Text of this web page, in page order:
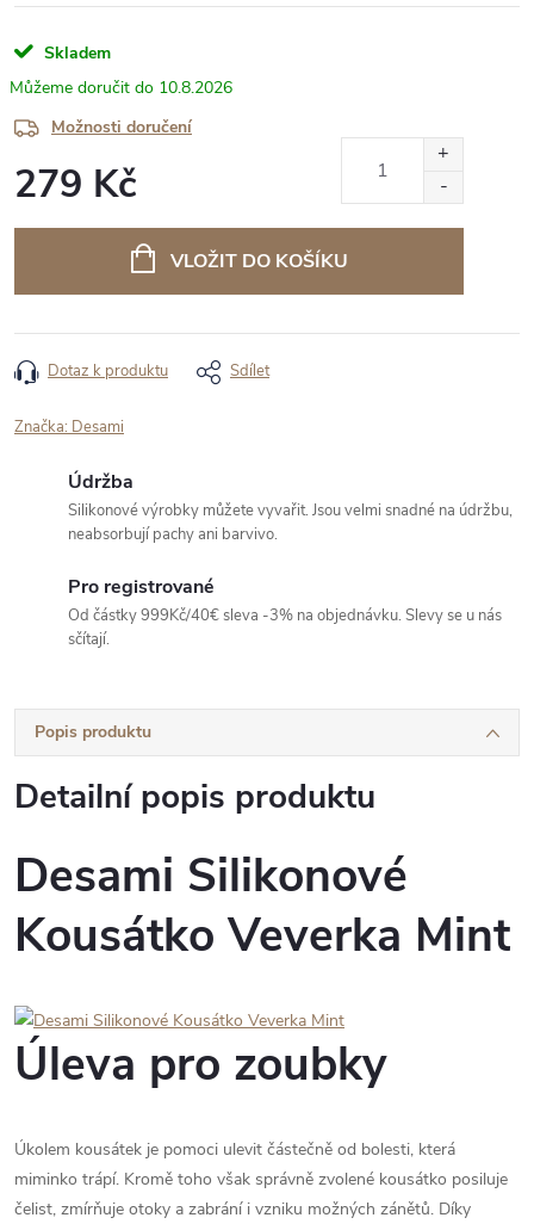
Skladem
10.8.2026
Možnosti doručení
279 Kč
VLOŽIT DO KOŠÍKU
Dotaz k produktu Sdílet
Značka: Desami
Údržba
Silikonové výrobky můžete vyvařit. Jsou velmi snadné na údržbu,
neabsorbují pachy ani barvivo.
Pro registrované
Od částky 999Kč/40€ sleva -3% na objednávku. Slevy se u nás
sčítají.
Popis produktu
Detailní popis produktu
Desami Silikonové
Kousátko Veverka Mint
Úleva pro zoubky
Úkolem kousátek je pomoci ulevit částečně od bolesti, která
miminko trápí. Kromě toho však správně zvolené kousátko posiluje
čelist, zmírňuje otoky a zabrání i vzniku možných zánětů. Díky